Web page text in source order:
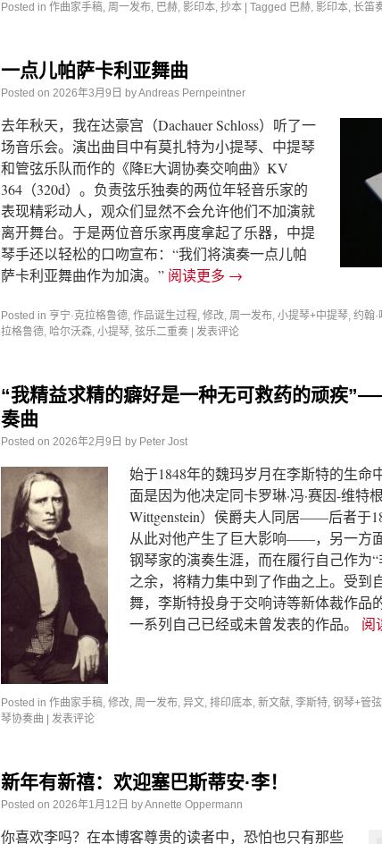
Posted in 作曲家手稿, 周一发布, 巴赫, 影印本, 抄本 Tagged 巴赫, 影印本, 长笛
一点儿帕萨卡利亚舞曲
Posted on 2026年3月9日 byAndreas Pernpeintner
去年秋天，我在达豪宫（Dachauer Schloss）听了一
场音乐会。演出曲目中有莫扎特为小提琴、中提琴
和管弦乐队而作的《降E大调协奏交响曲》KV
364（320d）。负责弦乐独奏的两位年轻音乐家的
表现精彩动人，观众们显然不会允许他们不加演就
离开舞台。于是两位音乐家再度拿起了乐器，中提
琴手还以轻松的口吻宣布：“我们将演奏一点儿帕
萨卡利亚舞曲作为加演。” 阅读更多 →
Posted in 亨宁·克拉格鲁德, 作品诞生过程, 修改, 周一发布, 小提琴+中提琴, 约翰
拉格鲁德, 哈尔沃森, 小提琴, 弦乐二重奏 发表评论
“我精益求精的癖好是一种无可救药的顽疾
奏曲
Posted on 2026年2月9日 by Peter Jost
始于1848年的魏玛岁月在李斯特的生命
面是因为他决定同卡罗琳·冯·赛因-维特
Wittgenstein）侯爵夫人同居——后者于
从此对他产生了巨大影响——，另一方
钢琴家的演奏生涯，而在履行自己作为
之余，将精力集中到了作曲之上。受到
舞，李斯特投身于交响诗等新体裁作品
一系列自己已经或未曾发表的作品。 阅
Posted in 作曲家手稿, 修改, 周一发布, 异文, 排印底本, 新文献, 李斯特, 钢琴+管
琴协奏曲
发表评论
新年有新禧：欢迎塞巴斯蒂安·李！
Posted on 2026年1月12日 byAnnette Oppermann
你喜欢李吗？在本博客尊贵的读者中，恐怕也只有那些